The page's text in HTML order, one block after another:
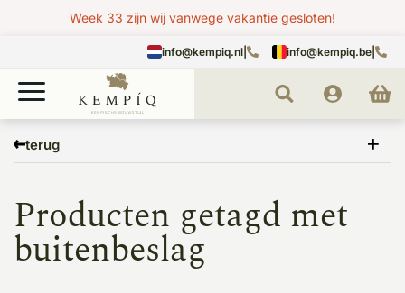
Week 33 zijn wij vanwege vakantie gesloten!
info@kempiq.nl info@kempiq.be
terug
buitenbeslag
Producten getagd met
buitenbeslag